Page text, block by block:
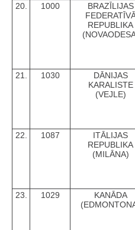
20.
1000
BRAZĪLIJAS
REPUBLIKA
21.
1030
DĀNIJAS
KARALISTE
(VEJLE)
22.
1087
ITĀLIJAS
REPUBLIKA
(MILĀNA)
23.
1029
KANĀDA